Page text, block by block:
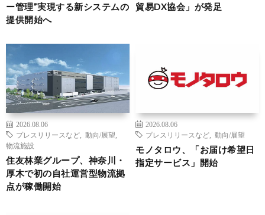
ー管理”実現する新システムの
提供開始へ
貿易DX協会」が発足
2026.08.06
プレスリリースなど
動向/展望
物流施設
住友林業グループ、神奈川・
厚木で初の自社運営型物流拠
点が稼働開始
2026.08.06
プレスリリースなど
動向/展望
モノタロウ、「お届け希望日
指定サービス」開始